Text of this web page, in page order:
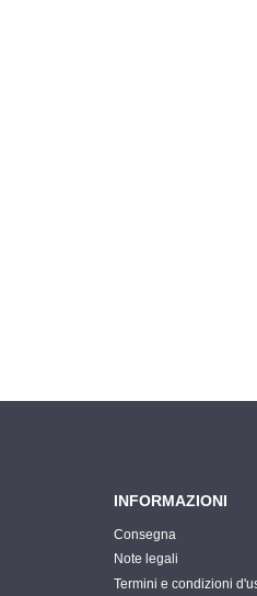
INFORMAZIONI
Consegna
Note legali
Termini e condizioni